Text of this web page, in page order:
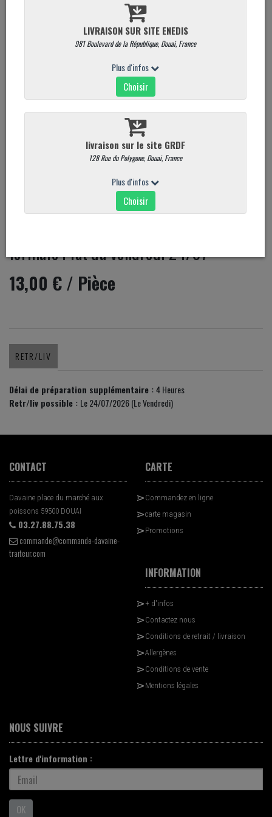
formule Plat du vendredi 24/07
13,00 €/ Pièce
RETR/LIV
Délai de préparation supplémentaire :4 Heures
Retr/liv possible : Le 24/07/2026 (Le Vendredi)
CONTACT
Davaine place du marché aux
poissons 59500 DOUAI
03.27.88.75.38
commande@commande-davaine-
traiteur.com
CARTE
Commandez en ligne
carte magasin
Promotions
INFORMATION
+ d'infos
Contactez nous
Conditions de retrait / livraison
Allergènes
Conditions de vente
Mentions légales
NOUS SUIVRE
Lettre d'information :
OK